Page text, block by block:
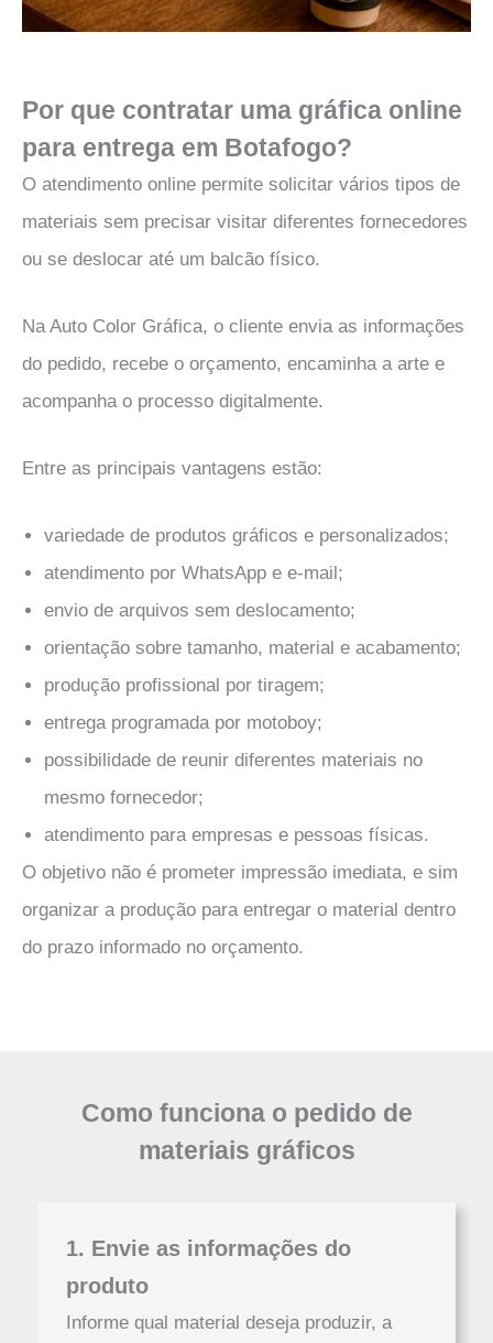
Por que contratar uma gráfica online
para entrega em Botafogo?
O atendimento online permite solicitar vários tipos de
materiais sem precisar visitar diferentes fornecedores
ou se deslocar até um balcão físico.
Na Auto Color Gráfica, o cliente envia as informações
do pedido, recebe o orçamento, encaminha a arte e
acompanha o processo digitalmente.
Entre as principais vantagens estão:
variedade de produtos gráficos e personalizados;
atendimento por WhatsApp e e-mail;
envio de arquivos sem deslocamento;
orientação sobre tamanho, material e acabamento;
produção profissional por tiragem;
entrega programada por motoboy;
possibilidade de reunir diferentes materiais no
mesmo fornecedor;
atendimento para empresas e pessoas físicas.
O objetivo não é prometer impressão imediata, e sim
organizar a produção para entregar o material dentro
do prazo informado no orçamento.
Como funciona o pedido de
materiais gráficos
1. Envie as informações do
produto
Informe qual material deseja produzir, a